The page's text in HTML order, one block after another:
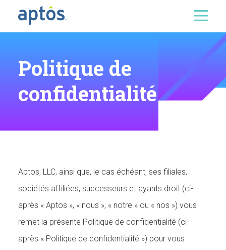
Rechercher
Politique de
confidentialité
Aptos, LLC, ainsi que, le cas échéant, ses filiales,
sociétés affiliées, successeurs et ayants droit (ci-
après « Aptos », « nous », « notre » ou « nos ») vous
remet la présente Politique de confidentialité (ci-
après « Politique de confidentialité ») pour vous